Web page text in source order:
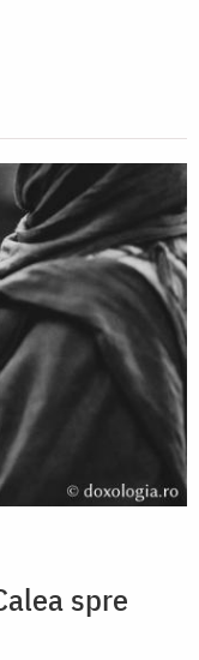
spre